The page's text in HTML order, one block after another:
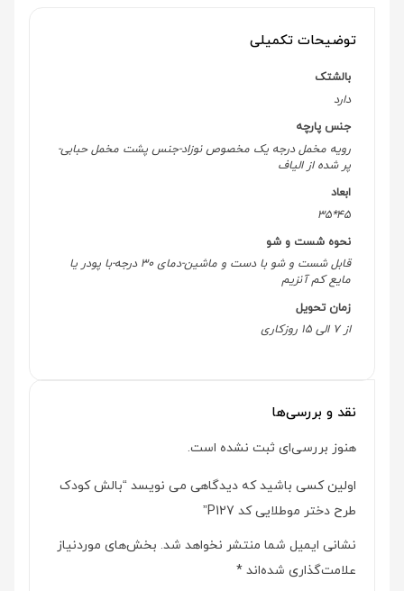
توضیحات تکمیلی
بالشتک
دارد
جنس پارچه
رویه مخمل درجه یک مخصوص نوزاد-جنس پشت مخمل حبابی-
پر شده از الیاف
ابعاد
45*35
نحوه شست و شو
قابل شست و شو با دست و ماشین-دمای 30 درجه-با پودر یا
مایع کم آنزیم
زمان تحویل
از 7 الی 15 روزکاری
نقد و بررسی‌ها
هنوز بررسی‌ای ثبت نشده است.
اولین کسی باشید که دیدگاهی می نویسد “بالش کودک
طرح دختر موطلایی کد P127”
نشانی ایمیل شما منتشر نخواهد شد. بخش‌های موردنیاز
علامت‌گذاری شده‌اند *